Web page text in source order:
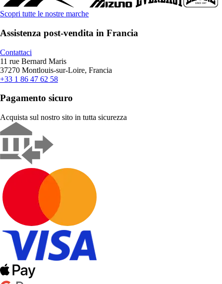
Scopri tutte le nostre marche
Assistenza post-vendita in Francia
Contattaci
11 rue Bernard Maris
37270 Montlouis-sur-Loire, Francia
+33 1 86 47 62 58
Pagamento sicuro
Acquista sul nostro sito in tutta sicurezza